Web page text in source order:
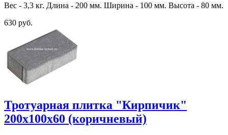
Вес - 3,3 кг. Длина - 200 мм. Ширина - 100 мм. Высота - 80 мм.
630 руб.
Тротуарная плитка "Кирпичик"
200х100х60 (коричневый)